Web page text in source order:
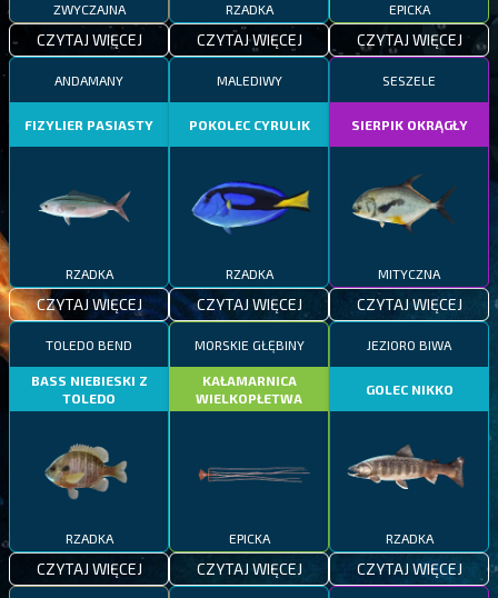
ZWYCZAJNA
CZYTAJ WIĘCEJ
RZADKA
CZYTAJ WIĘCEJ
EPICKA
CZYTAJ WIĘCEJ
ANDAMANY
FIZYLIER PASIASTY
RZADKA
CZYTAJ WIĘCEJ
MALEDIWY
POKOLEC CYRULIK
RZADKA
CZYTAJ WIĘCEJ
SESZELE
SIERPIK OKRĄGŁY
MITYCZNA
CZYTAJ WIĘCEJ
TOLEDO BEND
BASS NIEBIESKI Z
TOLEDO
RZADKA
CZYTAJ WIĘCEJ
MORSKIE GŁĘBINY
KAŁAMARNICA
WIELKOPŁETWA
EPICKA
CZYTAJ WIĘCEJ
JEZIORO BIWA
GOLEC NIKKO
RZADKA
CZYTAJ WIĘCEJ